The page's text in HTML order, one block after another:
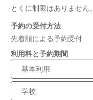
とくに制限はありません。
予約の受付方法
先着順による予約受付
利用料と予約期間
基本利用
学校